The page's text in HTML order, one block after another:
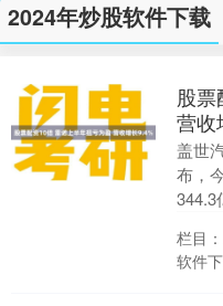
2024年炒股软件下载
股
营收
盖世
布，
344.3
涨
栏目
软件